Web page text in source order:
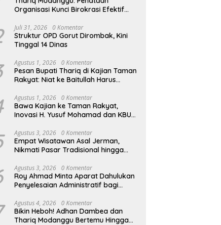
Organisasi Kunci Birokrasi Efektif
Juli 31, 2026 0 Komentar
Struktur OPD Gorut Dirombak, Kini
Tinggal 14 Dinas
Agustus 1, 2026 0 Komentar
Pesan Bupati Thariq di Kajian Taman
Rakyat: Niat ke Baitullah Harus
Agustus 1, 2026 0 Komentar
Bawa Kajian ke Taman Rakyat,
Inovasi H. Yusuf Mohamad dan KBU
Agustus 3, 2026 0 Komentar
Empat Wisatawan Asal Jerman,
Nikmati Pasar Tradisional hingga
Agustus 3, 2026 0 Komentar
Roy Ahmad Minta Aparat Dahulukan
Penyelesaian Administratif bagi
Agustus 4, 2026 0 Komentar
Bikin Heboh! Adhan Dambea dan
Thariq Modanggu Bertemu Hingga